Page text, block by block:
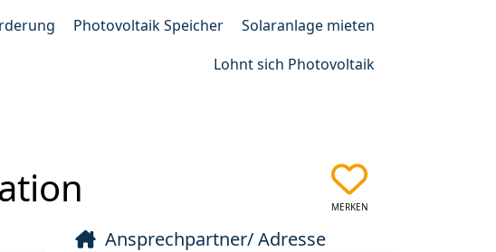
Photovoltaik Speicher
Solaranlage mieten
Lohnt sich Photovoltaik
MERKEN
Ansprechpartner/ Adresse